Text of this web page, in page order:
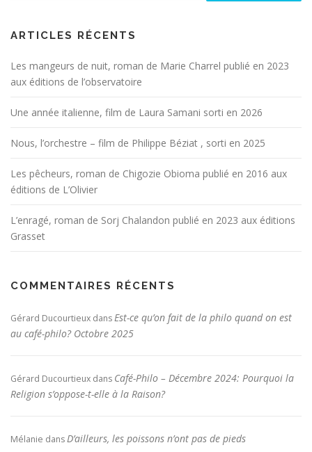
ARTICLES RÉCENTS
Les mangeurs de nuit, roman de Marie Charrel publié en 2023
aux éditions de l’observatoire
Une année italienne, film de Laura Samani sorti en 2026
Nous, l’orchestre – film de Philippe Béziat , sorti en 2025
Les pêcheurs, roman de Chigozie Obioma publié en 2016 aux
éditions de L’Olivier
L’enragé, roman de Sorj Chalandon publié en 2023 aux éditions
Grasset
COMMENTAIRES RÉCENTS
Gérard Ducourtieux dansEst-ce qu’on fait de la philo quand on est
au café-philo? Octobre 2025
Gérard Ducourtieux dans Café-Philo – Décembre 2024: Pourquoi la
Religion s’oppose-t-elle à la Raison?
Mélanie dansD’ailleurs, les poissons n’ont pas de pieds